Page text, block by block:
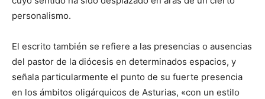
personalismo.
El escrito también se refiere a las presencias o ausencias
del pastor de la diócesis en determinados espacios, y
señala particularmente el punto de su fuerte presencia
en los ámbitos oligárquicos de Asturias, «con un estilo